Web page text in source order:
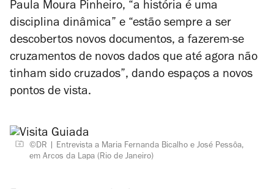
Paula Moura Pinheiro, “a história é uma
disciplina dinâmica” e “estão sempre a ser
descobertos novos documentos, a fazerem-se
cruzamentos de novos dados que até agora não
tinham sido cruzados”, dando espaços a novos
pontos de vista.
©DR
Entrevista a Maria Fernanda Bicalho e José Pessôa,
em Arcos da Lapa (Rio de Janeiro)